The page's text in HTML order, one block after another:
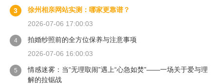
3
徐州相亲网站实测：哪家更靠谱？
2026-07-06 17:00:03
4
拍婚纱照前的全方位保养与注意事项
2026-07-06 16:00:03
5
情感迷雾：当“无理取闹”遇上“心急如焚”——一场关于爱与理
解的拉锯战